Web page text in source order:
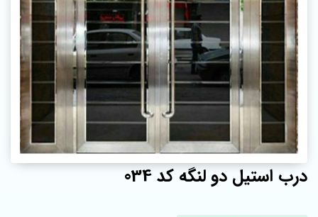
درب استیل دو لنگه کد 034